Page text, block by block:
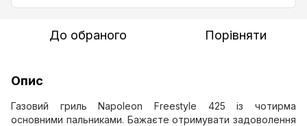
До обраного Порівняти
Опис
Газовий гриль Napoleon Freestyle 425 із чотирма
основними пальниками. Бажаєте отримувати задоволення